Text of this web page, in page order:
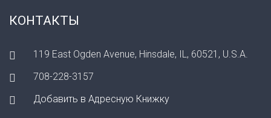
КОНТАКТЫ
119 East Ogden Avenue, Hinsdale, IL, 60521, U.S.A.
708-228-3157
Добавить в Адресную Книжку